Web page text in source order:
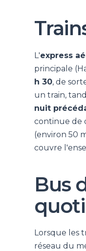
L'express
principale
h 30, de
un train,
nuit
continue de
(environ 50
couvre
Bus
Lorsque les
réseau du